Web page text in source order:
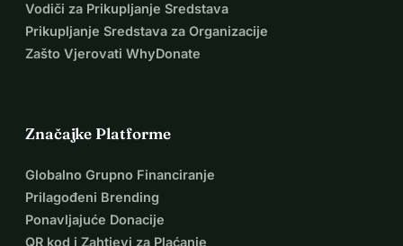
Vodiči za Prikupljanje Sredstava
Prikupljanje Sredstava za Organizacije
Zašto Vjerovati WhyDonate
Značajke Platforme
Globalno Grupno Financiranje
Prilagođeni Brending
Ponavljajuće Donacije
QR kod i Zahtjevi za Plaćanje